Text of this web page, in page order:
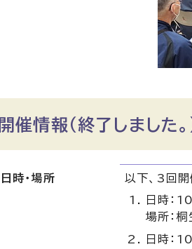
開催情報（終了しました。
日時・場所
以下、3回開
日時：
場所：
日時：